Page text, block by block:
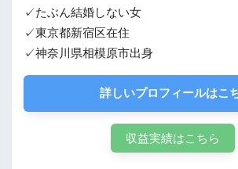
✓たぶん結婚しない女
✓東京都新宿区在住
✓神奈川県相模原市出身
詳しいプロフィールはこ
収益実績はこちら